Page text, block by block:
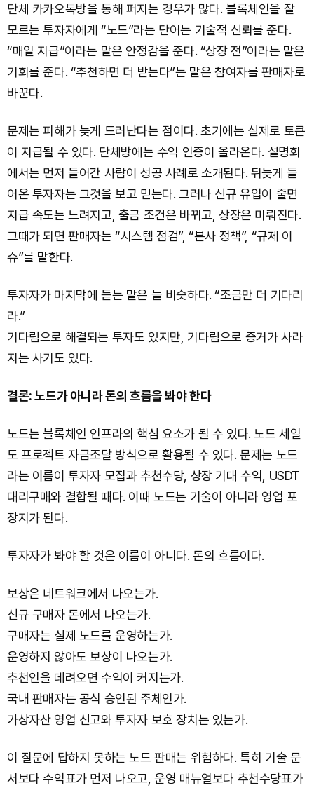
단체 카카오톡방을 통해 퍼지는 경우가 많다. 블록체인을 잘
모르는 투자자에게 “노드”라는 단어는 기술적 신뢰를 준다.
“매일 지급”이라는 말은 안정감을 준다. “상장 전”이라는 말은
기회를 준다. “추천하면 더 받는다”는 말은 참여자를 판매자로
바꾼다.
문제는 피해가 늦게 드러난다는 점이다. 초기에는 실제로 토큰
이 지급될 수 있다. 단체방에는 수익 인증이 올라온다. 설명회
에서는 먼저 들어간 사람이 성공 사례로 소개된다. 뒤늦게 들
어온 투자자는 그것을 보고 믿는다. 그러나 신규 유입이 줄면
지급 속도는 느려지고, 출금 조건은 바뀌고, 상장은 미뤄진다.
그때가 되면 판매자는 “시스템 점검”, “본사 정책”, “규제 이
슈”를 말한다.
투자자가 마지막에 듣는 말은 늘 비슷하다. “조금만 더 기다리
라.”
기다림으로 해결되는 투자도 있지만, 기다림으로 증거가 사라
지는 사기도 있다.
결론: 노드가 아니라 돈의 흐름을 봐야 한다
노드는 블록체인 인프라의 핵심 요소가 될 수 있다. 노드 세일
도 프로젝트 자금조달 방식으로 활용될 수 있다. 문제는 노드
라는 이름이 투자자 모집과 추천수당, 상장 기대 수익, USDT
대리구매와 결합될 때다. 이때 노드는 기술이 아니라 영업 포
장지가 된다.
투자자가 봐야 할 것은 이름이 아니다. 돈의 흐름이다.
보상은 네트워크에서 나오는가.
신규 구매자 돈에서 나오는가.
구매자는 실제 노드를 운영하는가.
운영하지 않아도 보상이 나오는가.
추천인을 데려오면 수익이 커지는가.
국내 판매자는 공식 승인된 주체인가.
가상자산 영업 신고와 투자자 보호 장치는 있는가.
이 질문에 답하지 못하는 노드 판매는 위험하다. 특히 기술 문
서보다 수익표가 먼저 나오고, 운영 매뉴얼보다 추천수당표가